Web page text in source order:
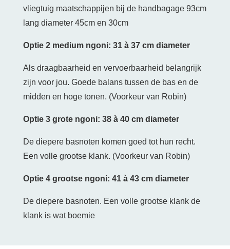
vliegtuig maatschappijen bij de handbagage 93cm
lang diameter 45cm en 30cm
Optie 2 medium ngoni: 31 à 37 cm diameter
Als draagbaarheid en vervoerbaarheid belangrijk
zijn voor jou. Goede balans tussen de bas en de
midden en hoge tonen. (Voorkeur van Robin)
Optie 3 grote ngoni: 38 à 40 cm diameter
De diepere basnoten komen goed tot hun recht.
Een volle grootse klank. (Voorkeur van Robin)
Optie 4 grootse ngoni: 41 à 43 cm diameter
De diepere basnoten. Een volle grootse klank de
klank is wat boemie